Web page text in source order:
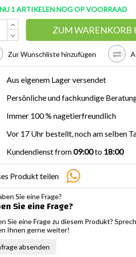
NU 1 ARTIKELEN NOG OP VOORRAAD
ZUM WARENKORB
Zur Wunschliste hinzufügen
Aus eigenem Lager versendet
Persönliche und fachkundige
Immer 100 % nagetierfreundlich
Vor 17 Uhr bestellt, noch am selben
Kundendienst from09:00to 18:00
Produkt teilen
Sie eine Frage?
Sie eine Frage zu diesem Produkt?
Ihnen gerne weiter!
absenden